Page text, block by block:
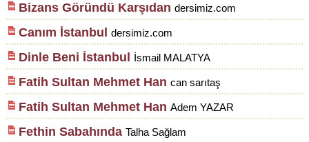
Bizans Göründü Karşıdan dersimiz.com
Canım İstanbul dersimiz.com
Dinle Beni İstanbul İsmail MALATYA
Fatih Sultan Mehmet Han can sarıtaş
Fatih Sultan Mehmet Han Adem YAZAR
Fethin Sabahında Talha Sağlam